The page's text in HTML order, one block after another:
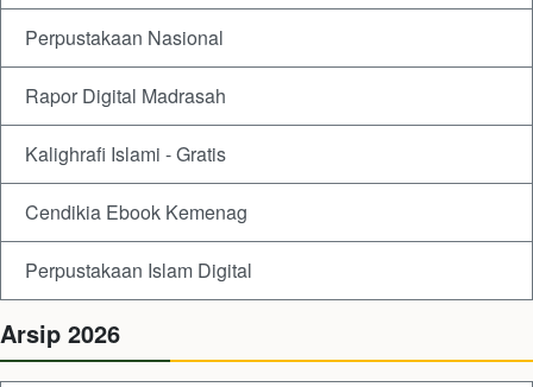
Perpustakaan Nasional
Rapor Digital Madrasah
Kalighrafi Islami - Gratis
Cendikia Ebook Kemenag
Perpustakaan Islam Digital
Arsip 2026